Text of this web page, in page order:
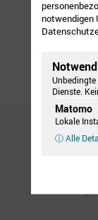
notwendigen
Dienste.
Matomo
Lokale
ⓘ Alle